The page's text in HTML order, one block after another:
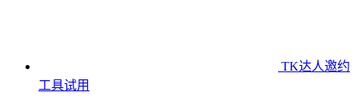
TK达人邀约
工具试用